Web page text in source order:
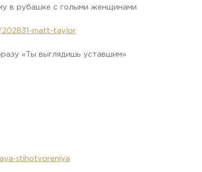
в рубашке с голыми женщинами
matt-taylor
«Ты выглядишь уставшим»
stihotvoreniya